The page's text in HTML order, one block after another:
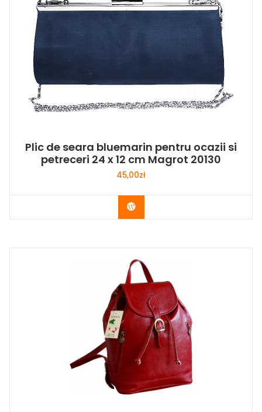
Plic de seara bluemarin pentru ocazii si
petreceri 24 x 12 cm Magrot 20130
45,00zł
Buy Now